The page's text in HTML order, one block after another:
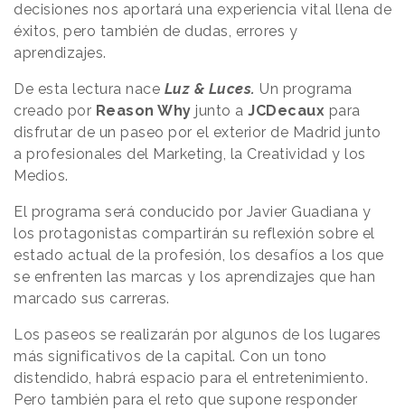
decisiones nos aportará una experiencia vital llena de
éxitos, pero también de dudas, errores y
aprendizajes.
De esta lectura nace Luz & Luces. Un programa
creado por Reason Why junto a JCDecaux para
disfrutar de un paseo por el exterior de Madrid junto
a profesionales del Marketing, la Creatividad y los
Medios.
El programa será conducido por Javier Guadiana y
los protagonistas compartirán su reflexión sobre el
estado actual de la profesión, los desafíos a los que
se enfrenten las marcas y los aprendizajes que han
marcado sus carreras.
Los paseos se realizarán por algunos de los lugares
más significativos de la capital. Con un tono
distendido, habrá espacio para el entretenimiento.
Pero también para el reto que supone responder